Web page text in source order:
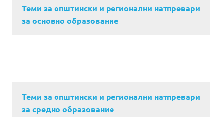
Теми за општински и регионални натпревари
за основно образование
Теми за општински и регионални натпревари
за средно образование